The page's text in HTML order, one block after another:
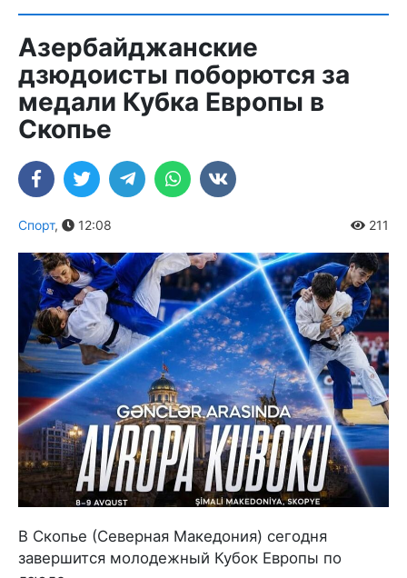
Азербайджанские
дзюдоисты поборются за
медали Кубка Европы в
Скопье
Спорт, 12:08 211
В Скопье (Северная Македония) сегодня
завершится молодежный Кубок Европы по